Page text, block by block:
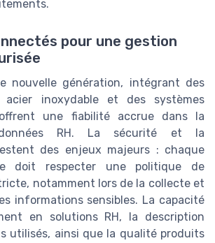
pour une gestion
nouvelle génération, intégrant des
acier inoxydable et des systèmes
une fiabilité accrue dans la
RH. La sécurité et la
des enjeux majeurs : chaque
doit respecter une politique de
notamment lors de la collecte et
informations sensibles. La capacité
en solutions RH, la description
utilisés, ainsi que la qualité produits